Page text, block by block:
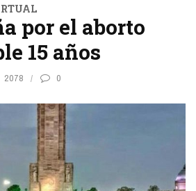
por el aborto
15 años
2078 0